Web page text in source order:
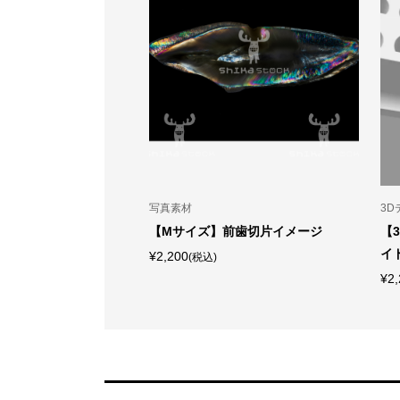
写真素材
【Mサイズ】前歯切片イメージ
¥2,200(税込)
3D
イ